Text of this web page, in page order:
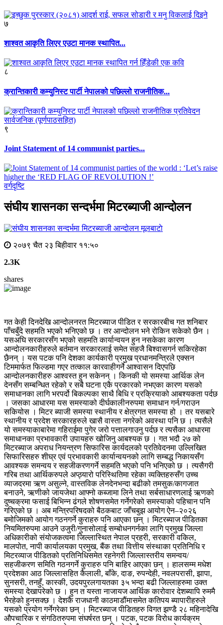
७
शाश्वत आकृति लिएर एउटा मानक स्थापित...
८
क्रान्तिकारी कम्युनिस्ट पार्टी नेपालको पछिल्लो राजनीतिक...
९
Joint Statement of 14 communist parties...
वर्गदृष्टि
संघीय शासनका सन्दर्भमा मिटरब्याजी आन्दोलन
मूलबाटाे
२०७९ चैत २३ बिहीवार ११:५०
2.3K
shares
गत केही दिनदेखि आन्दोलनरत मिटरब्याज पीडित र सरकारबीच गत शनिबार
पाँचबुँदे सहमति भएको भनिएको छ । तर आन्दोलन भने रोकिन सकेको छैन ।
यसअघि सरकारसँग भएको सहमति कार्यान्वयन हुन नसकेका कारण
आन्दोलनकारीहरुले बर्तमान सरकारलाई समेत सहजै बिश्वासगर्न सकिरहेका
छैनन् । यस पटक पनि देशका कार्यकारी प्रमुख प्रधानमन्त्रिले एक्सन
टिममार्फत फिल्डमा गएर तत्काल कारवाहीगर्ने आश्वासन दिएपछि
आन्दोलनकारीहरु आश्वस्त हुन सकेनन् । किनकी यो समस्या आर्थिक लेन
देनसँग सम्बन्धित रहेको र सबै घटना एकै प्रकारको नभएका कारण यसको
समाधानका लागि भरपर्दो बिकल्पका साथै बिधि र प्रक्रियाको आबश्यकता पर्दछ
। जसका आधारमा यस समस्याको दीर्घकालीनरुपमा समाधान गर्न/गराउन
सकियोस । मिटर ब्याजी समस्या स्थानीय र क्षेत्रगत समस्या हो । तर यसबारे
स्थानीय र प्रदेश सरकारहरुले खासै वास्ता नगरेको अवस्था पनि छ । त्यसैले
यो समस्याकाबारेमा गहिराईमा पुगेर जरो पत्तालगाउनु पर्दछ र त्यसैका आधारमा
समाधानका प्रभावकारी उपायहरु खोजिनु आबश्यक छ । गत भदौ २७ को
मिटरब्याज अपराध नियन्त्रण सिफारिस कार्यदलको प्रतिवेदनमा उल्लिखित
सिफारिसहरु शीघ्र एवं प्रभावकारी कार्यान्वयनको लागि सम्बद्ध निकायसँग
आवश्यक समन्वय र सहजीकरणगर्ने सहमति भएको पनि भनिएको छ । त्यसैगरी
गरिब तथा आर्थिकरुपले अप्ठ्यारो परिस्थितिमा रहेका व्यक्तिहरुसँग उच्च
व्याजदरमा ऋण असुल्ने, वास्तविक लेनदेनभन्दा बढीको तमसुक/कागजात
बनाउने, ऋणीको जायजेथा आफ्नो कब्जामा लिने तथा सर्बसाधारणलाई ऋणको
दुष्चक्रमा फसाई बिभिन्न ढंगले शोषणसमेत गर्नेगरेको समस्याको पहिचान पनि
गरिएको छ । अब मन्त्रिपरिषदको बैठकबाट जाँचबुझ आयोग ऐन–२०२६
बमोजिमको आयोग गठनगर्ने कुराहरु पनि आएका छन् । मिटरब्याज पीडितका
नियमितरुपमा आउने उजुरी/गुनासोलाई सम्बोधनगर्नका लागि प्रमुख जिल्ला
अधिकारीको संयोजकत्वमा जिल्लास्थित नेपाल प्रहरी, सरकारी वकिल,
मालपोत, नापी कार्यालयका प्रमुख, बैंक तथा वित्तीय संस्थाका प्रतिनिधि र
मिटरव्याज पीडितको प्रतिनिधिसमेत रहनेगरी जिल्लास्तरीय समन्वय/
सहजीकरण समिति गठनगर्ने कुराहरु पनि बाहिर आएका छन् । हालसम्म मधेश
प्रदेशका आठ जिल्लासहित कैलाली, बाँके, दाङ, रुपन्देही, नवलपरासी, झापा,
सुनसरी, तनहुँ, कास्की, उदयपुरलगायतका ३५ भन्दा बढी जिल्लाहरुमा उक्त
समस्या देखापरेको छ । हुन त यस्ता नाजायज आर्थिक कारोवार देशब्यापि रुममै
भैरहेको हुनसक्छ । देशकै राजधानी काठमाडौंमासमेत कतिपय ब्यापारीहरुले
यसको प्रयोग गर्नेगरेका छन् । मिटरब्याज पीडितहरु विगत झण्डै २८ महिनादेखि
औपचारिक र संगठितरुपमा संघर्षरत छन् । पटक, पटक विरोध कार्यक्रम